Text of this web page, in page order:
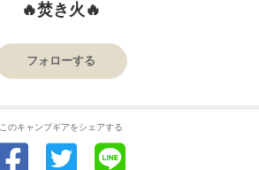
🔥焚き火🔥
フォローする
このキャンプギアをシェアする